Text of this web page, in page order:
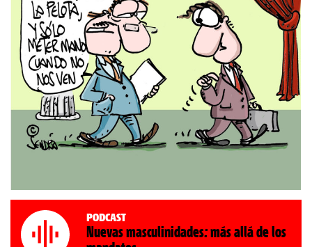
Podcast
Nuevas masculinidades: más allá de los